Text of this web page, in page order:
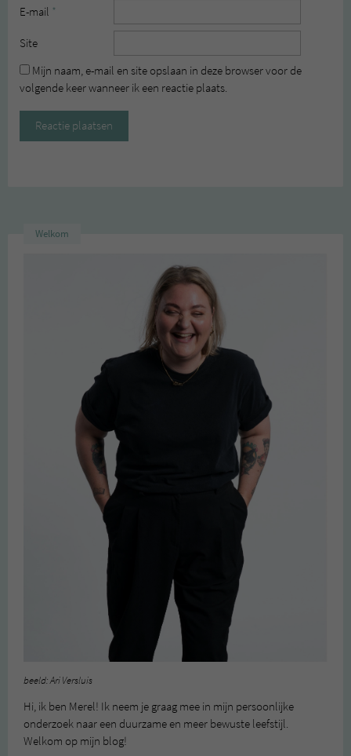
E-mail *
Site
Mijn naam, e-mail en site opslaan in deze browser voor de
volgende keer wanneer ik een reactie plaats.
Welkom
beeld: Ari Versluis
Hi, ik ben Merel! Ik neem je graag mee in mijn persoonlijke
onderzoek naar een duurzame en meer bewuste leefstijl.
Welkom op mijn blog!